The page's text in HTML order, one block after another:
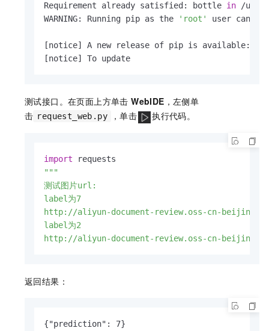
Requirement already satisfied: bottle in /usr/
WARNING: Running pip as the
'root' user can
[notice] A new release of pip is available:
[notice] To update
测试接口。在页面上方单击WebIDE ，左侧单
击 request_web.py ，单击 执行代码。
import
"""
测试图片url:
label为7
http://aliyun-document-review.oss-cn-
label为2
http://aliyun-document-review.oss-cn-
返回结果：
{"prediction": 7}